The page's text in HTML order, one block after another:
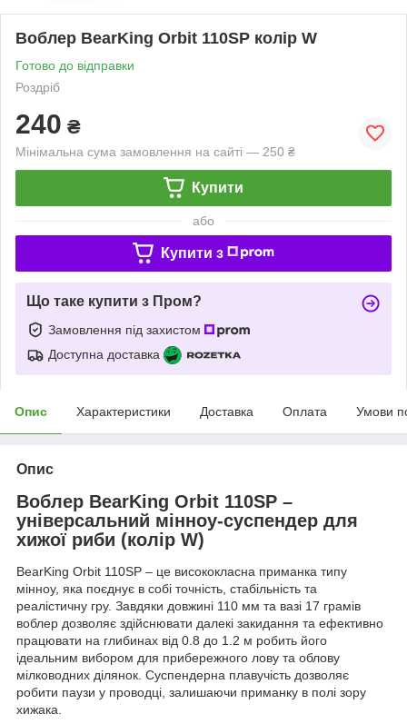
Воблер BearKing Orbit 110SP колір W
Готово до відправки
Роздріб
240 ₴
Мінімальна сума замовлення на сайті — 250 ₴
Купити
або
Купити з
Що таке купити з Пром?
Замовлення під захистом
Доступна доставка
Опис Характеристики Доставка Оплата Умови
Опис
Воблер BearKing Orbit 110SP –
універсальний мінноу-суспендер для
хижої риби (колір W)
BearKing Orbit 110SP – це висококласна приманка типу
мінноу, яка поєднує в собі точність, стабільність та
реалістичну гру. Завдяки довжині 110 мм та вазі 17 грамів
воблер дозволяє здійснювати далекі закидання та ефективно
працювати на глибинах від 0.8 до 1.2 м робить його
ідеальним вибором для прибережного лову та облову
мілководних ділянок. Суспендерна плавучість дозволяє
робити паузи у проводці, залишаючи приманку в полі зору
хижака.